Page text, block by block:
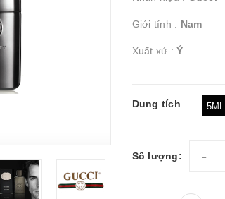
Giới tính : Nam
Xuất xứ : Ý
Dung tích 5ML
Số lượng: -